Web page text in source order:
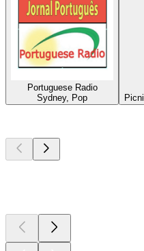
Portuguese Radio
Sydney, Pop